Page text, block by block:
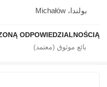
بولندا، Michałów